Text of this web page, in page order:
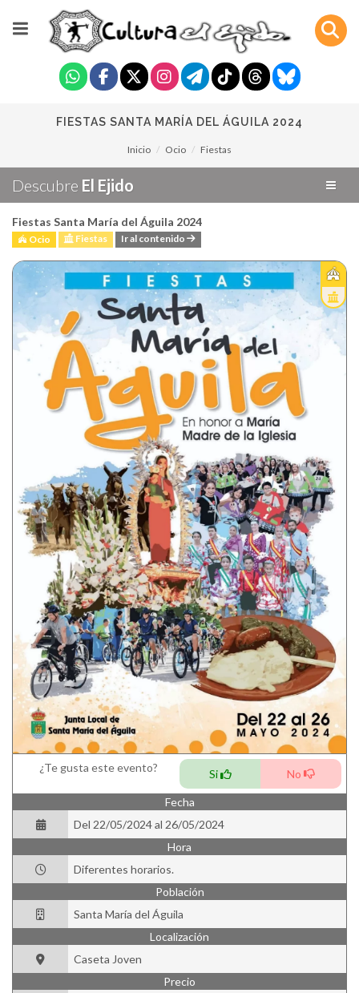
FIESTAS SANTA MARÍA DEL ÁGUILA 2024
Inicio Ocio Fiestas
Descubre El Ejido
Fiestas Santa María del Águila 2024
Ocio Fiestas Ir al contenido
¿Te gusta este evento? Si No
Fecha
Del 22/05/2024 al 26/05/2024
Hora
Diferentes horarios.
Población
Santa María del Águila
Localización
Caseta Joven
Precio